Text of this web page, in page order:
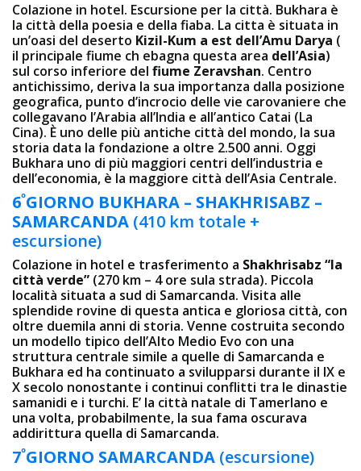
Colazione in hotel. Escursione per la città. Bukhara è
la città della poesia e della fiaba. La cittа è situata in
un’oasi del deserto Kizil-Kum a est dell’Amu Darya (
il principale fiume ch ebagna questa area dell’Asia)
sul corso inferiore del fiume Zeravshan. Centro
antichissimo, deriva la sua importanza dalla posizione
geografica, punto d’incrocio delle vie carovaniere che
collegavano l’Arabia all’India e all’antico Catai (La
Cina). È uno delle più antiche città del mondo, la sua
storia data la fondazione a oltre 2.500 anni. Oggi
Bukhara uno di più maggiori centri dell’industria e
dell’economia, è la maggiore città dell’Asia Centrale.
6ºGIORNO BUKHARA – SHAKHRISABZ –
SAMARCANDA (410 km totale +
escursione)
Colazione in hotel e trasferimento a Shakhrisabz “la
città verde” (270 km – 4 ore sula strada). Piccola
località situata a sud di Samarcanda. Visita alle
splendide rovine di questa antica e gloriosa città, con
oltre duemila anni di storia. Venne costruita secondo
un modello tipico dell’Alto Medio Evo con una
struttura centrale simile a quelle di Samarcanda e
Bukhara ed ha continuato a svilupparsi durante il IX e
X secolo nonostante i continui conflitti tra le dinastie
samanidi e i turchi. E’ la città natale di Tamerlano e
una volta, probabilmente, la sua fama oscurava
addirittura quella di Samarcanda.
7ºGIORNO SAMARCANDA (escursione)